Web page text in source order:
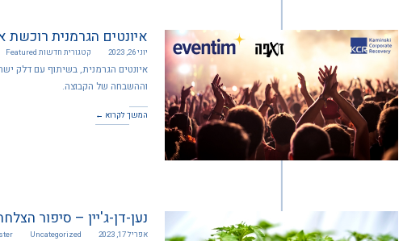
איונטים הגרמנית
יוני 26, 2023 קטגורית חדשות Featured
וההשבחה של הקבוצה.
המשך לקרוא ←
נען-דן-ג'יין – סיפור
אפריל 17, 2023 Uncategorized